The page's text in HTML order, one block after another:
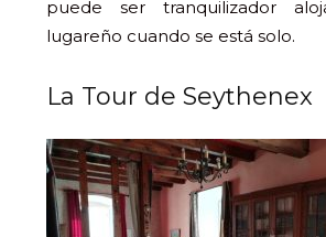
puede ser tranquilizador
lugareño cuando se está solo.
La Tour de Seythenex